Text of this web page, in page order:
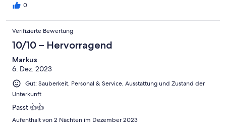
0
Verifizierte Bewertung
10/10 – Hervorragend
Markus
6. Dez. 2023
Gut: Sauberkeit, Personal & Service, Ausstattung und Zustand der
Unterkunft
Passt 👍👍
Aufenthalt von 2 Nächten im Dezember 2023